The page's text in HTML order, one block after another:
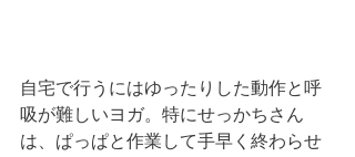
自宅で行うにはゆったりした動作と呼
吸が難しいヨガ。特にせっかちさん
は、ぱっぱと作業して手早く終わらせ